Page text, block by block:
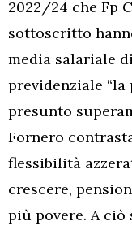
2022/24 che Fp
sottoscritto
media salariale
previdenziale “la
presunto
Fornero
flessibilità
crescere,
più povere. A